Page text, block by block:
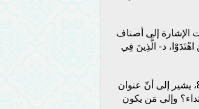
الإشارة إلى أصناف
د- الَّذِينَ فِي
ثانيًا: قولُه تعالى: {وَإِنِّي لَغَفَّارٌ لِمَنْ تَابَ وَآمَنَ وَعَمِلَ صَالِحًا ثُمَّ اهْتَدَى}. طه82، يشير إلى أنّ عنوان
وإلى مَن يكون